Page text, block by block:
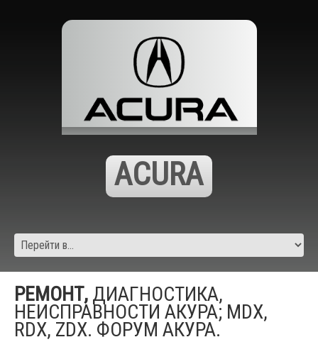
ACURA
РЕМОНТ, ДИАГНОСТИКА,
НЕИСПРАВНОСТИ АКУРА; MDX,
RDX, ZDX. ФОРУМ АКУРА.